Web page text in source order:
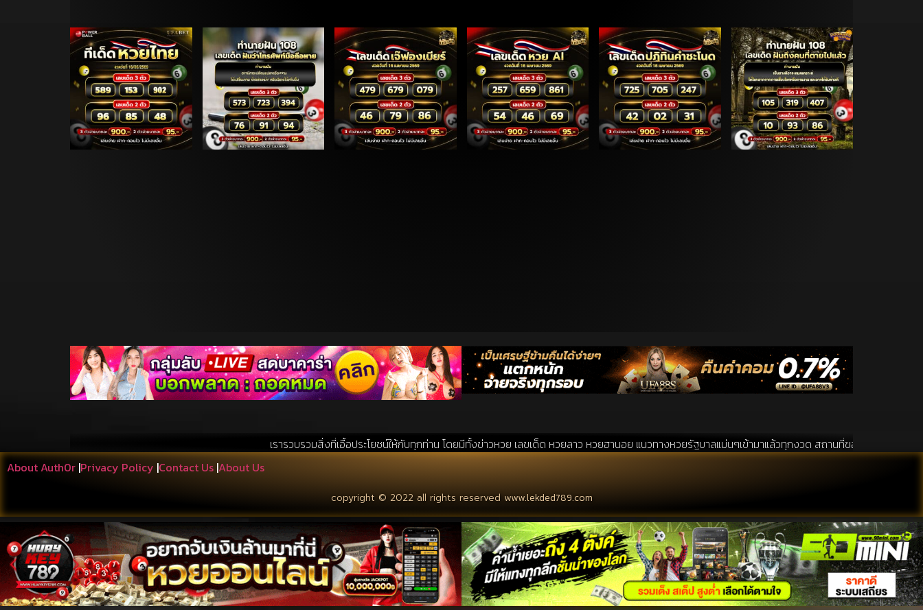
เรารวบรวมสิ่งที่เอื้อประโยชน์ให้กับทุกท่าน โดยมีทั้งข่าวหวย เลขเด็ด หวยลาว หวยฮานอย แนวทางหวยรัฐบาลแม่นๆเข้ามาแล้วทุกงวด สถานที่ขอหวยเป็นสถานที่ ที่ได้
About Auth0r |Privacy Policy |Contact Us |About Us
copyright © 2022 all rights reserved www.lekded789.com